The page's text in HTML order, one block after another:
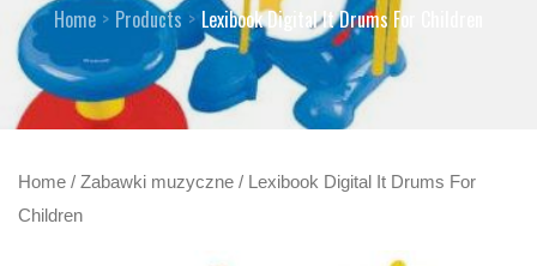
Home Products Lexibook Digital It Drums For Children
Home / Zabawki muzyczne / Lexibook Digital It Drums For
Children